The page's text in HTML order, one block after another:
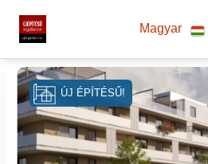
Magyar
ÚJ ÉPÍTÉSŰ!